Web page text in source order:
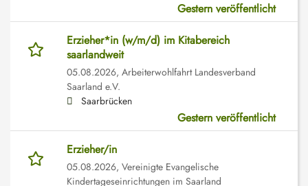
Gestern veröffentlicht
Erzieher*in (w/m/d) im Kitabereich
saarlandweit
05.08.2026, Arbeiterwohlfahrt Landesverband
Saarland e.V.
Saarbrücken
Gestern veröffentlicht
Erzieher/in
05.08.2026, Vereinigte Evangelische
Kindertageseinrichtungen im Saarland